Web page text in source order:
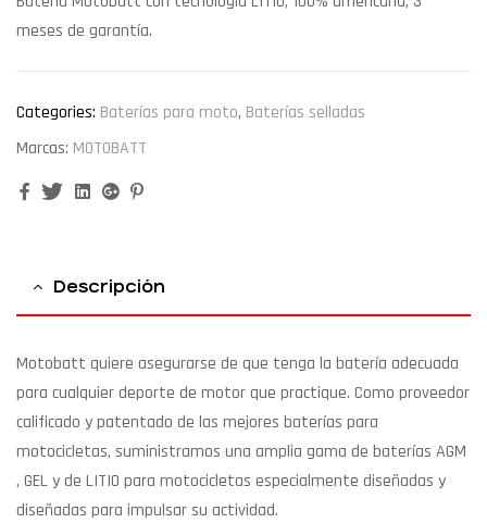
meses de garantía.
Categories: Baterías para moto, Baterías selladas
Marcas: MOTOBATT
FacebookTwitterLinkedinGoogle+
Descripción
Motobatt quiere asegurarse de que tenga la batería adecuada
para cualquier deporte de motor que practique. Como proveedor
calificado y patentado de las mejores baterías para
motocicletas, suministramos una amplia gama de baterías AGM
, GEL y de LITIO para motocicletas especialmente diseñadas y
diseñadas para impulsar su actividad.